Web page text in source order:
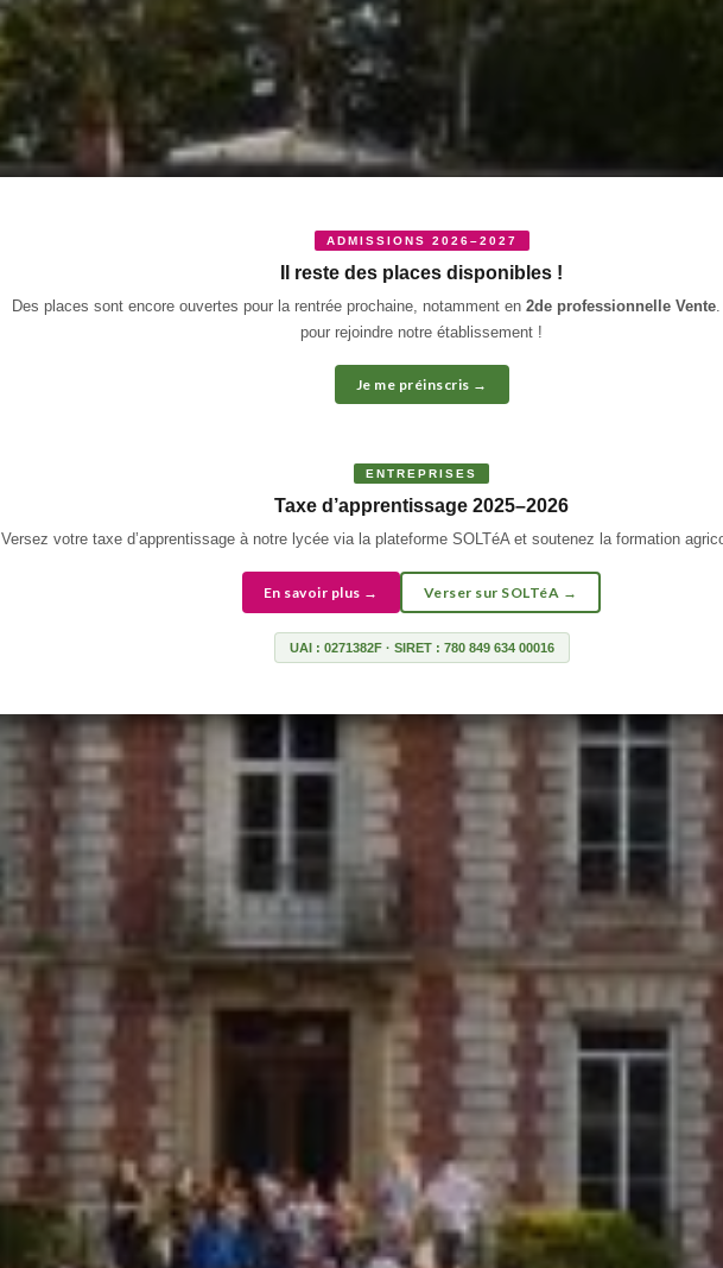
ADMISSIONS 2026–2027
Il reste des places disponibles !
Des places sont encore ouvertes pour la rentrée prochaine, notamment en 2de professionnelle Vente.
pour rejoindre notre établissement !
Je me préinscris →
ENTREPRISES
Taxe d’apprentissage 2025–2026
Versez votre taxe d’apprentissage à notre lycée via la plateforme SOLTéA et soutenez la formation
En savoir plus → Verser sur SOLTéA →
UAI : 0271382F· SIRET : 780 849 634 00016